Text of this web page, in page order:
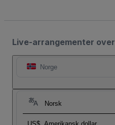
Live-arrangementer
Norge
Norsk